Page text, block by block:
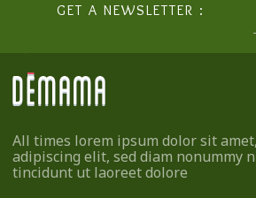
GET A NEWSLETTER :
All times lorem ipsum dolor sit
adipiscing elit, sed diam nonummy
tincidunt ut laoreet dolore